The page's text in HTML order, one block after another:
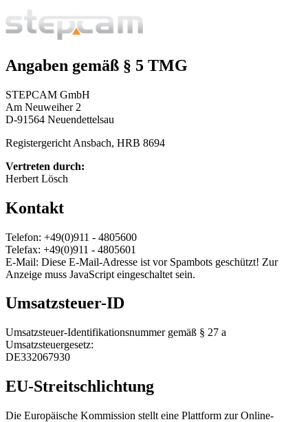
Angaben gemäß § 5 TMG
STEPCAM GmbH
Am Neuweiher 2
D-91564 Neuendettelsau
Registergericht Ansbach, HRB 8694
Vertreten durch:
Herbert Lösch
Kontakt
Telefon: +49(0)911 - 4805600
Telefax: +49(0)911 - 4805601
E-Mail: Diese E-Mail-Adresse ist vor Spambots geschützt! Zur
Anzeige muss JavaScript eingeschaltet sein.
Umsatzsteuer-ID
Umsatzsteuer-Identifikationsnummer gemäß § 27 a
Umsatzsteuergesetz:
DE332067930
EU-Streitschlichtung
Die Europäische Kommission stellt eine Plattform zur Online-